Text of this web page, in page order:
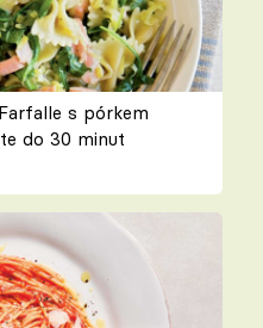
s pórkem
do 30 minut